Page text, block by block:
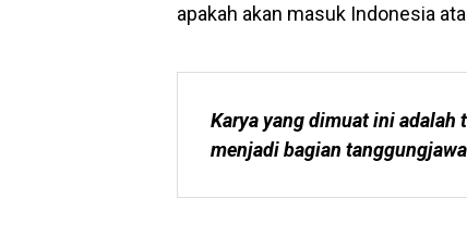
apakah akan masuk Indonesia
Karya yang dimuat ini
menjadi bagian